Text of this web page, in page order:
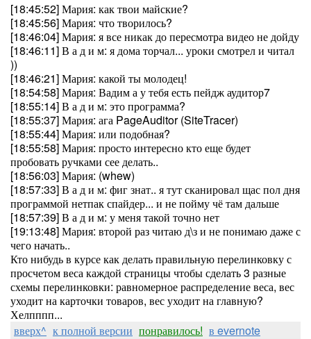
[18:45:52] Мария: как твои майские?
[18:45:56] Мария: что творилось?
[18:46:04] Мария: я все никак до пересмотра видео не дойду
[18:46:11] В а д и м: я дома торчал... уроки смотрел и читал
))
[18:46:21] Мария: какой ты молодец!
[18:54:58] Мария: Вадим а у тебя есть пейдж аудитор7
[18:55:14] В а д и м: это программа?
[18:55:37] Мария: ага PageAuditor (SiteTracer)
[18:55:44] Мария: или подобная?
[18:55:58] Мария: просто интересно кто еще будет
пробовать ручками сее делать..
[18:56:03] Мария: (whew)
[18:57:33] В а д и м: фиг знат.. я тут сканировал щас пол дня
программой нетпак спайдер... и не пойму чё там дальше
[18:57:39] В а д и м: у меня такой точно нет
[19:13:48] Мария: второй раз читаю д\з и не понимаю даже с
чего начать..
Кто нибудь в курсе как делать правильную перелинковку с
просчетом веса каждой страницы чтобы сделать 3 разные
схемы перелинковки: равномерное распределение веса, вес
уходит на карточки товаров, вес уходит на главную?
Хелпппп...
вверх^ к полной версии понравилось! в evernote